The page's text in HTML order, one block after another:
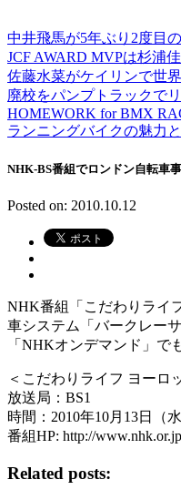
中井飛馬が5年ぶり2度目
JCF AWARD MVPは杉浦
佐藤水菜がケイリンで世
廃校をパンプトラックで
HOMEWORK for BMX
ランニングバイクの魅力
NHK-BS番組でロンドン自転車
Posted on: 2010.10.12
NHK番組「こだわりライ
車システム「バークレー
「NHKオンデマンド」で
＜こだわりライフ ヨーロ
放送局：BS1
時間：2010年10月13日（
番組HP: http://
Related posts: